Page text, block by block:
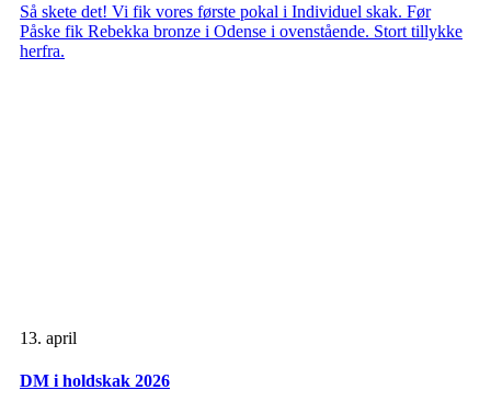
Så skete det! Vi fik vores første pokal i Individuel skak. Før
Påske fik Rebekka bronze i Odense i ovenstående. Stort tillykke
herfra.
13. april
DM i holdskak 2026